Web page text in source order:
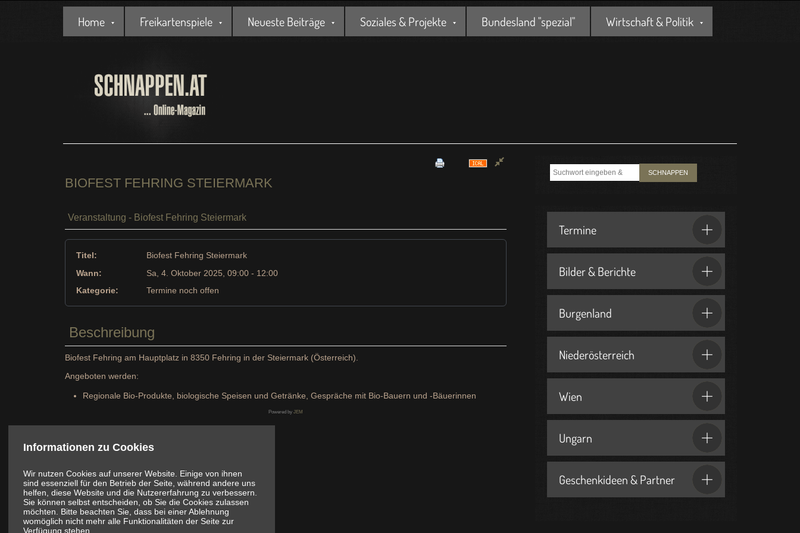
Informationen zu Cookies
Wir nutzen Cookies auf unserer Website. Einige von ihnen
sind essenziell für den Betrieb der Seite, während andere uns
helfen, diese Website und die Nutzererfahrung zu verbessern.
Sie können selbst entscheiden, ob Sie die Cookies zulassen
möchten. Bitte beachten Sie, dass bei einer Ablehnung
womöglich nicht mehr alle Funktionalitäten der Seite zur
Verfügung stehen.
Home Freikartenspiele Neueste Beiträge Soziales & Projekte Bundesland "spezial" Wirtschaft & Politik
BIOFEST FEHRING STEIERMARK
Veranstaltung - Biofest Fehring Steiermark
Titel:
Biofest Fehring Steiermark
Wann:
Sa, 4. Oktober 2025 , 09:00- 12:00
Kategorie:
Termine noch offen
Beschreibung
Biofest Fehring am Hauptplatz in 8350 Fehring in der Steiermark (Österreich).
Angeboten werden:
Regionale Bio-Produkte, biologische Speisen und Getränke, Gespräche mit Bio-Bauern und -Bäuerinnen
Powered by JEM
SCHNAPPEN
Termine
Bilder & Berichte
Burgenland
Niederösterreich
Wien
Ungarn
Geschenkideen & Partner